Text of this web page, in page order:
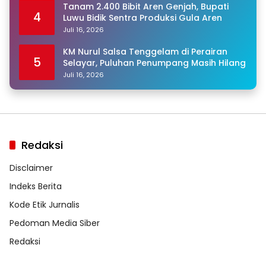
4
Tanam 2.400 Bibit Aren Genjah, Bupati
Luwu Bidik Sentra Produksi Gula Aren
Juli 16, 2026
5
KM Nurul Salsa Tenggelam di Perairan
Selayar, Puluhan Penumpang Masih Hilang
Juli 16, 2026
Redaksi
Disclaimer
Indeks Berita
Kode Etik Jurnalis
Pedoman Media Siber
Redaksi